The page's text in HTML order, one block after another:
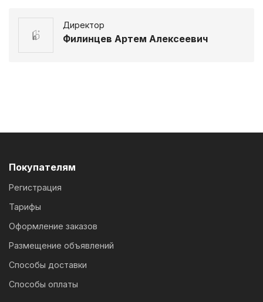
Директор
Филинцев Артем Алексеевич
Покупателям
Регистрация
Тарифы
Оформление заказов
Размещение объявлений
Способы доставки
Способы оплаты